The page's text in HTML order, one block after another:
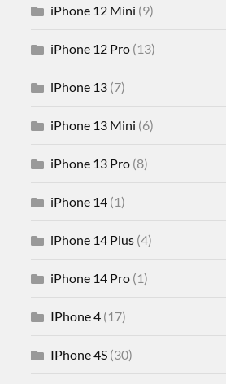
iPhone 12 Mini (9)
iPhone 12 Pro (13)
iPhone 13 (7)
iPhone 13 Mini (6)
iPhone 13 Pro (8)
iPhone 14 (1)
iPhone 14 Plus (4)
iPhone 14 Pro (1)
IPhone 4 (17)
IPhone 4S (30)